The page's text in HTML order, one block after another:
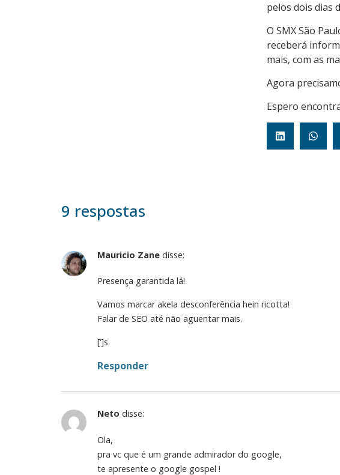
pelos dois dias
O SMX São
receberá
mais, com as
Agora
Espero
9 respostas
Mauricio Zane disse:
Presença garantida lá!
Vamos marcar akela desconferência hein ricotta!
Falar de SEO até não aguentar mais.
[‘]s
Responder
Neto disse:
Ola,
pra vc que é um grande admirador do google,
te apresente o google gospel !